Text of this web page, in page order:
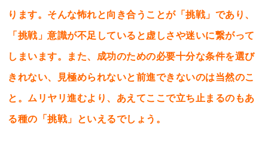
ります。そんな怖れと向き合うことが「挑戦」であり、
「挑戦」意識が不足していると虚しさや迷いに繋がって
しまいます。また、成功のための必要十分な条件を選び
きれない、見極められないと前進できないのは当然のこ
と。ムリヤリ進むより、あえてここで立ち止まるのもあ
る種の「挑戦」といえるでしょう。